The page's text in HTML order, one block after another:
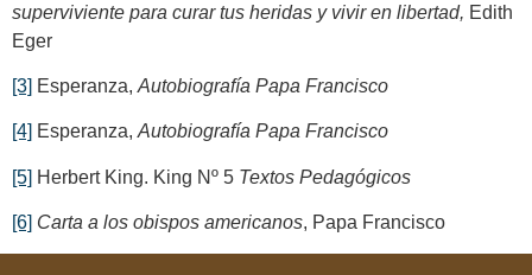
superviviente para curar tus heridas y vivir en libertad, Edith
Eger
[3] Esperanza, Autobiografía Papa Francisco
[4] Esperanza, Autobiografía Papa Francisco
[5] Herbert King. King Nº 5 Textos Pedagógicos
[6] Carta a los obispos americanos, Papa Francisco